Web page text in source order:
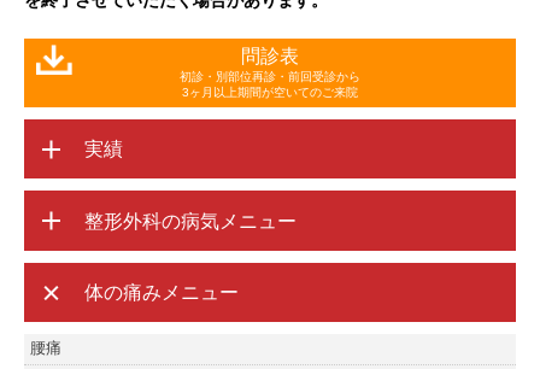
問診表
初診・別部位再診・前回受診から
3ヶ月以上期間が空いてのご来院
実績
整形外科の病気メニュー
体の痛みメニュー
腰痛